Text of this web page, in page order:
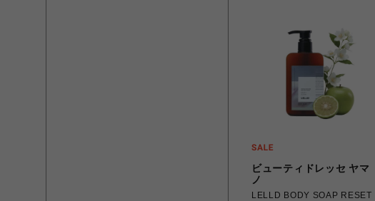
ビューティドレッセ ヤマ
ノ
LELLD BODY SOAP RESET